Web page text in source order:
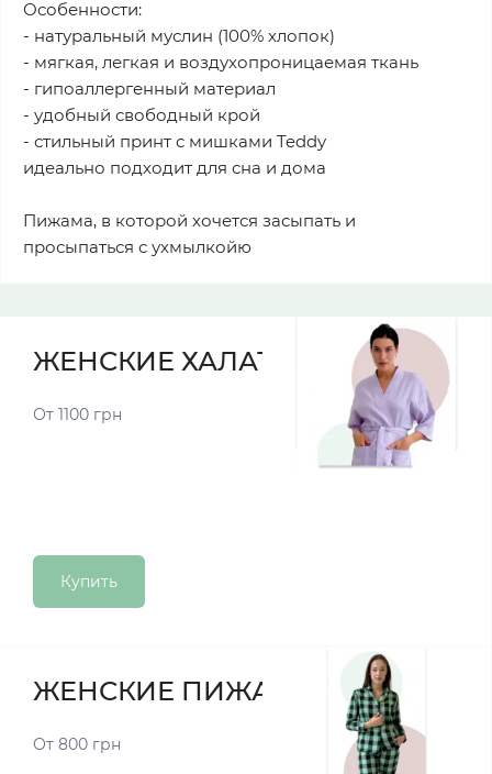
Особенности:
- натуральный муслин (100% хлопок)
- мягкая, легкая и воздухопроницаемая ткань
- гипоаллергенный материал
- удобный свободный крой
- стильный принт с мишками Teddy
идеально подходит для сна и дома
Пижама, в которой хочется засыпать и
просыпаться с ухмылкойю
ЖЕНСКИЕ ХАЛАТЫ
От 1100 грн
Купить
ЖЕНСКИЕ ПИЖАМЫ
От 800 грн